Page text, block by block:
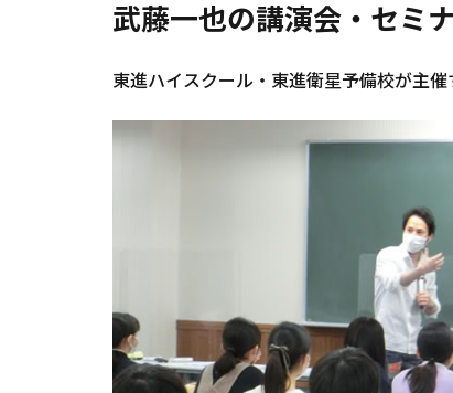
武藤一也の講演会・セミ
東進ハイスクール・東進衛星予備校が主